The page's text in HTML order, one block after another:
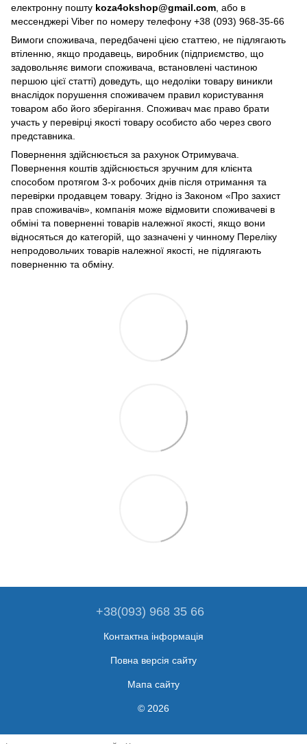
електронну пошту koza4okshop@gmail.com , або в
мессенджері Viber по номеру телефону +38 (093) 968-35-66
Вимоги споживача, передбачені цією статтею, не підлягають
втіленню, якщо продавець, виробник (підприємство, що
задовольняє вимоги споживача, встановлені частиною
першою цієї статті) доведуть, що недоліки товару виникли
внаслідок порушення споживачем правил користування
товаром або його зберігання. Споживач має право брати
участь у перевірці якості товару особисто або через свого
представника.
Повернення здійснюється за рахунок Отримувача.
Повернення коштів здійснюється зручним для клієнта
способом протягом 3-х робочих днів після отримання та
перевірки продавцем товару. Згідно із Законом «Про захист
прав споживачів», компанія може відмовити споживачеві в
обміні та поверненні товарів належної якості, якщо вони
відносяться до категорій, що зазначені у чинному Переліку
непродовольчих товарів належної якості, не підлягають
поверненню та обміну.
+38(093) 968 35 66
Контактна інформація
Повна версія сайту
Мапа сайту
© 2026